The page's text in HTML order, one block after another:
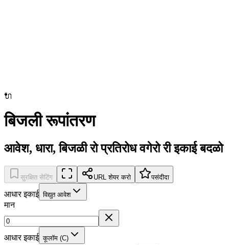
🔌
बिजली रूपांतरण
आवेश, धारा, बिजळी रो प्रतिरोध वगेरो री इकाई बदळो
सुरक्षित सेटिंग URL शेयर करो पसंदीदा
आधार इकाई विद्युत आवेश
मान
आधार इकाई कूलॉम (C)